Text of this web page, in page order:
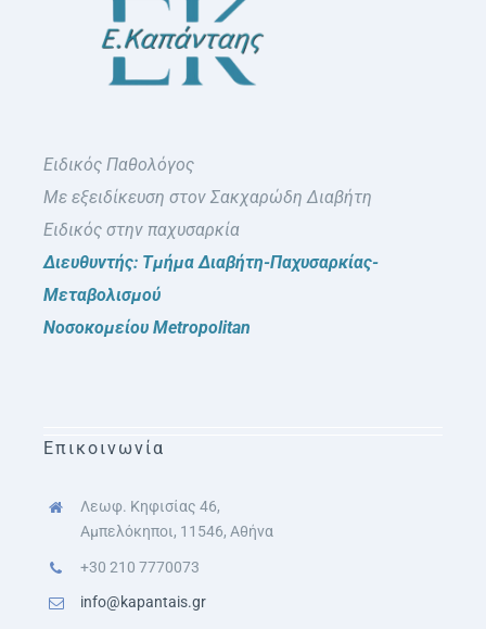
Ειδικός Παθολόγος
Με εξειδίκευση στον Σακχαρώδη Διαβήτη
Ειδικός στην παχυσαρκία
Διευθυντής: Τμήμα Διαβήτη-Παχυσαρκίας-
Μεταβολισμού
Νοσοκομείου Metropolitan
Επικοινωνία
Λεωφ. Κηφισίας 46,
Αμπελόκηποι, 11546, Αθήνα
+30 210 7770073
info@kapantais.gr